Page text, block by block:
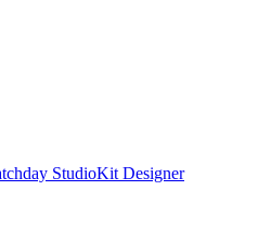
StudioKit Designer